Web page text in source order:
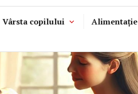
Vârsta copilului Alimentație